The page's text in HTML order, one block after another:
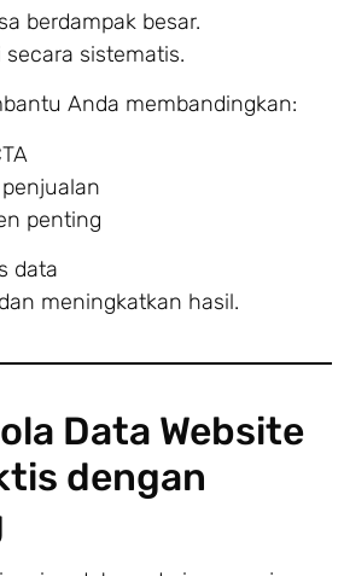
berdampak besar.
sistematis.
Anda membandingkan:
penting
data
meningkatkan hasil.
Data Website
dengan